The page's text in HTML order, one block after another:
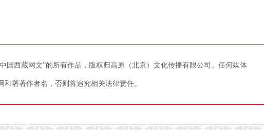
国西藏网文”的所有作品，版权归高原（北京）文化传播有限公司。任何媒体
署著作者名，否则将追究相关法律责任。